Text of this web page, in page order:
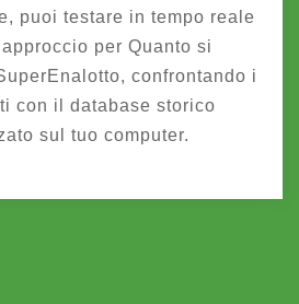
puoi testare in tempo reale
per Quanto si
confrontando i
con il database storico
sul tuo computer.